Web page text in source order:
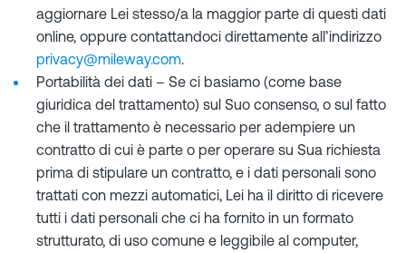
aggiornare Lei stesso/a la maggior parte di questi dati
online, oppure contattandoci direttamente all’indirizzo
privacy@mileway.com.
Portabilità dei dati – Se ci basiamo (come base
giuridica del trattamento) sul Suo consenso, o sul fatto
che il trattamento è necessario per adempiere un
contratto di cui è parte o per operare su Sua richiesta
prima di stipulare un contratto, e i dati personali sono
trattati con mezzi automatici, Lei ha il diritto di ricevere
tutti i dati personali che ci ha fornito in un formato
strutturato, di uso comune e leggibile al computer,